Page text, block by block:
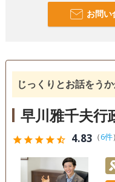
お問い
じっくりとお話をう
早川雅千夫行
starstarstarstarstar_half 4.83 （6件）